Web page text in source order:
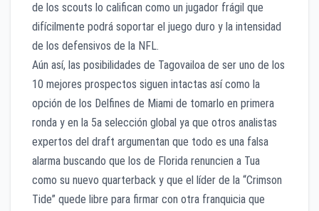
de los scouts lo califican como un jugador frágil que
difícilmente podrá soportar el juego duro y la intensidad
de los defensivos de la NFL.
Aún así, las posibilidades de Tagovailoa de ser uno de los
10 mejores prospectos siguen intactas así como la
opción de los Delfines de Miami de tomarlo en primera
ronda y en la 5a selección global ya que otros analistas
expertos del draft argumentan que todo es una falsa
alarma buscando que los de Florida renuncien a Tua
como su nuevo quarterback y que el líder de la “Crimson
Tide” quede libre para firmar con otra franquicia que